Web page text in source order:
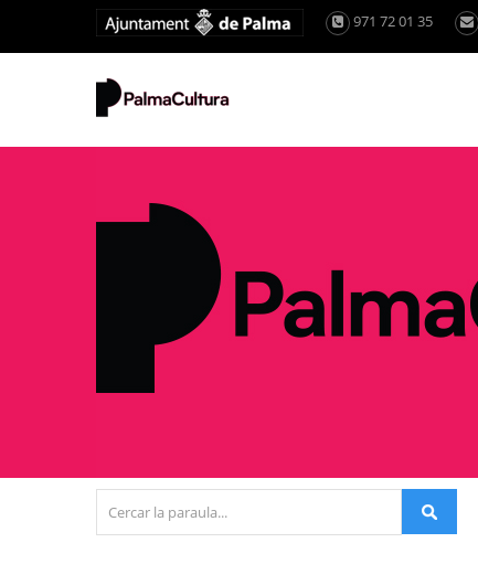
971 72 01 35